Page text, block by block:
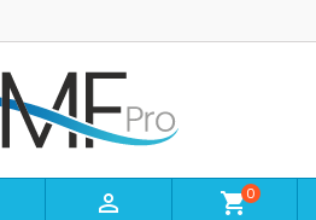
 shopping_cart0